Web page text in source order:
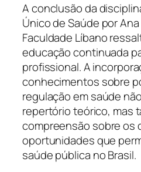
A conclusão da
Único de Saúde por
Faculdade Líbano
educação continuada
profissional. A
conhecimentos sobre
regulação em saúde
repertório teórico, mas
compreensão sobre os
oportunidades que
saúde pública no Brasil.